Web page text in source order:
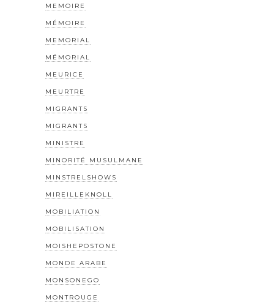
MEMOIRE
MÉMOIRE
MEMORIAL
MÉMORIAL
MEURICE
MEURTRE
MIGRANTS
MIGRANTS
MINISTRE
MINORITÉ MUSULMANE
MINSTRELSHOWS
MIREILLEKNOLL
MOBILIATION
MOBILISATION
MOISHEPOSTONE
MONDE ARABE
MONSONEGO
MONTROUGE